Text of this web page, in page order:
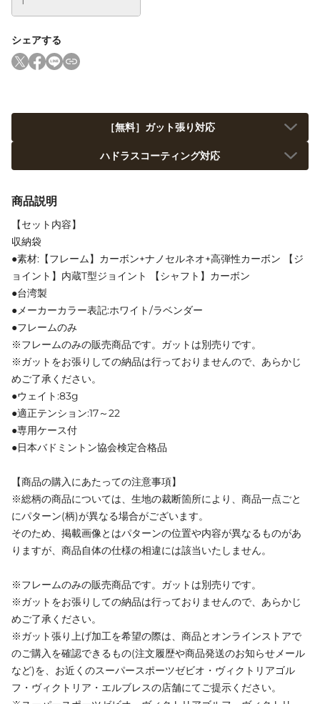
シェアする
［無料］ガット張り対応
ハドラスコーティング対応
商品説明
【セット内容】
収納袋
●素材:【フレーム】カーボン+ナノセルネオ+高弾性カーボン 【ジ
ョイント】内蔵T型ジョイント 【シャフト】カーボン
●台湾製
●メーカーカラー表記:ホワイト/ラベンダー
●フレームのみ
※フレームのみの販売商品です。ガットは別売りです。
※ガットをお張りしての納品は行っておりませんので、あらかじ
めご了承ください。
●ウェイト:83g
●適正テンション:17～22
●専用ケース付
●日本バドミントン協会検定合格品
【商品の購入にあたっての注意事項】
※総柄の商品については、生地の裁断箇所により、商品一点ごと
にパターン(柄)が異なる場合がございます。
そのため、掲載画像とはパターンの位置や内容が異なるものがあ
りますが、商品自体の仕様の相違には該当いたしません。
※フレームのみの販売商品です。ガットは別売りです。
※ガットをお張りしての納品は行っておりませんので、あらかじ
めご了承ください。
※ガット張り上げ加工を希望の際は、商品とオンラインストアで
のご購入を確認できるもの(注文履歴や商品発送のお知らせメール
など)を、お近くのスーパースポーツゼビオ・ヴィクトリアゴル
フ・ヴィクトリア・エルブレスの店舗にてご提示ください。